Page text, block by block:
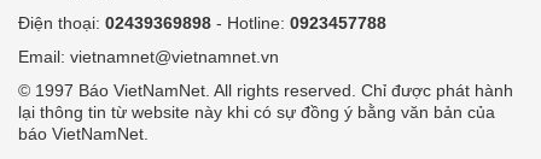
Điện thoại: 02439369898 - Hotline: 0923457788
Email: vietnamnet@vietnamnet.vn
© 1997 Báo VietNamNet. All rights reserved. Chỉ được phát hành
lại thông tin từ website này khi có sự đồng ý bằng văn bản của
báo VietNamNet.